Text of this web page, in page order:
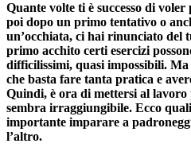
Quante volte ti è successo di
poi dopo un primo tentativo o
un’occhiata, ci hai rinunciato del
primo acchito certi esercizi
difficilissimi, quasi impossibili.
che basta fare tanta pratica e
Quindi, è ora di mettersi al lavoro
sembra irraggiungibile. Ecco
importante imparare a
l’altro.